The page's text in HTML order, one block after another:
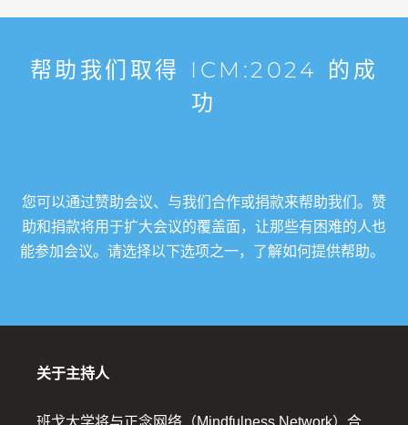
帮助我们取得 ICM:2024 的成
功
您可以通过赞助会议、与我们合作或捐款来帮助我们。赞
助和捐款将用于扩大会议的覆盖面，让那些有困难的人也
能参加会议。请选择以下选项之一，了解如何提供帮助。
关于主持人
班戈大学将与正念网络（Mindfulness Network）合